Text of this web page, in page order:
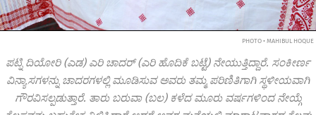
PHOTO • MAHIBUL HOQUE
ಪಟ್ನಿ ದಿಯೋರಿ (ಎಡ) ಎರಿ ಚಾದರ್ (ಎರಿ ಹೊದಿಕೆ ಬಟ್ಟೆ) ನೇಯುತ್ತಿದ್ದಾರೆ. ಸಂಕೀರ್ಣ
ವಿನ್ಯಾಸಗಳನ್ನು ಚಾದರಗಳಲ್ಲಿ ಮೂಡಿಸುವ ಅವರು ತಮ್ಮ ಪರಿಣಿತಿಗಾಗಿ ಸ್ಥಳೀಯವಾಗಿ
ಗೌರವಿಸಲ್ಪಡುತ್ತಾರೆ. ತಾರು ಬರುವಾ (ಬಲ) ಕಳೆದ ಮೂರು ವರ್ಷಗಳಿಂದ ನೇಯ್ಗೆ